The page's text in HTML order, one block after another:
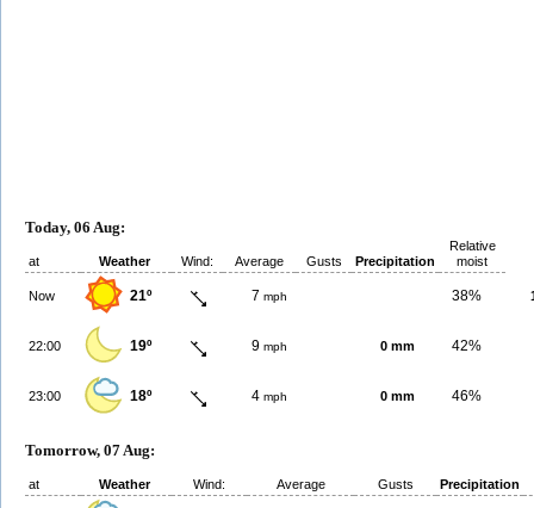
Today, 06 Aug:
at Weather Wind: Average Gusts Precipitation
Relative
moist
Now 21º 7 mph 38%
22:00 19º 9 mph 0 mm 42%
23:00 18º 4 mph 0 mm 46%
Tomorrow, 07 Aug:
at Weather Wind: Average Gusts Precipitation